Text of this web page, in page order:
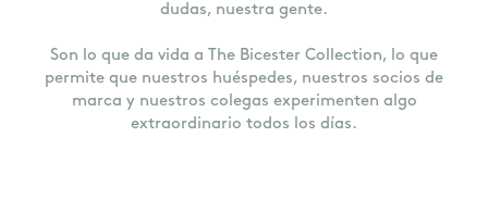
dudas, nuestra gente.
Son lo que da vida a The Bicester Collection, lo que
permite que nuestros huéspedes, nuestros socios de
marca y nuestros colegas experimenten algo
extraordinario todos los días.